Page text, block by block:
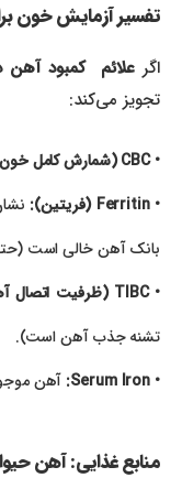
تفسیر آزمایش خون
اگرعلائم کمبود آهن در
تجویز می‌کند:
بانک آهن خالی است (حتی
تشنه جذب آهن است).
آهن موجود
منابع غذایی: آهن